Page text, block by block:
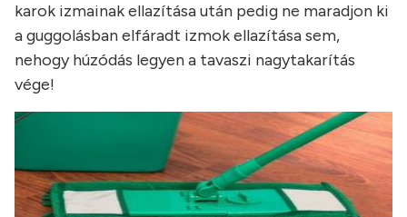
karok izmainak ellazítása után pedig ne maradjon ki
a guggolásban elfáradt izmok ellazítása sem,
nehogy húzódás legyen a tavaszi nagytakarítás
vége!